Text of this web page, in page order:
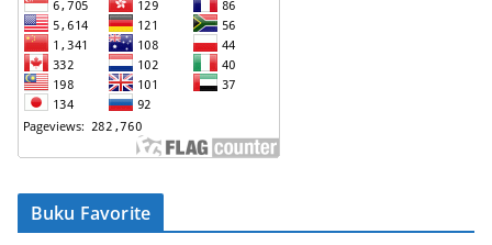
Buku Favorite